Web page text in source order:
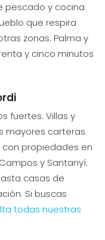
pescado y cocina
que respira
zonas. Palma y
y cinco minutos
fuertes. Villas y
mayores carteras
con propiedades en
y Santanyí:
casas de
Si buscas
todas nuestras